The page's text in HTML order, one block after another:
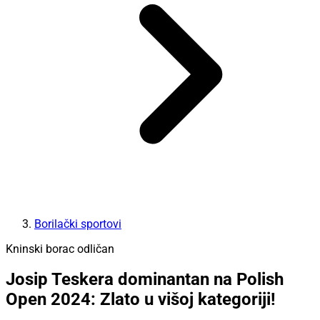
Borilački sportovi
Kninski borac odličan
Josip Teskera dominantan na Polish
Open 2024: Zlato u višoj kategoriji!